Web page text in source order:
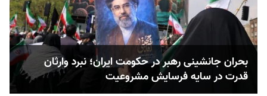
بحران جانشینی رهبر در حکومت ایران؛ نبرد وارثان
قدرت در سایه فرسایش مشروعیت